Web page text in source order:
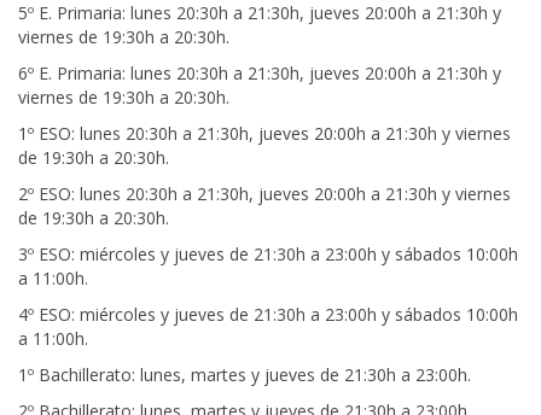
5º E. Primaria: lunes 20:30h a 21:30h, jueves 20:00h a 21:30h y
viernes de 19:30h a 20:30h.
6º E. Primaria: lunes 20:30h a 21:30h, jueves 20:00h a 21:30h y
viernes de 19:30h a 20:30h.
1º ESO: lunes 20:30h a 21:30h, jueves 20:00h a 21:30h y viernes
de 19:30h a 20:30h.
2º ESO: lunes 20:30h a 21:30h, jueves 20:00h a 21:30h y viernes
de 19:30h a 20:30h.
3º ESO: miércoles y jueves de 21:30h a 23:00h y sábados 10:00h
a 11:00h.
4º ESO: miércoles y jueves de 21:30h a 23:00h y sábados 10:00h
a 11:00h.
1º Bachillerato: lunes, martes y jueves de 21:30h a 23:00h.